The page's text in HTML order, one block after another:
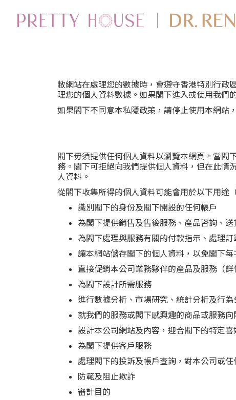
敝網站在處理您的數據時，會遵守香港特別行政
理您的個人資料數據。如果閣下進入或使用我們
如果閣下不同意本私隱政策，請停止使用本網站
閣下毋須提供任何個人資料以瀏覽本網頁。當閣
務。閣下可拒絕向我們提供個人資料，但在此情
人資料。
從閣下收集所得的個人資料可能會用於以下用途
識別閣下的身份及閣下開設的任何帳戶
為閣下提供銷售及售後服務、產品咨詢、
為閣下處理與服務有關的付款指示、處理
讓本網站儲存閣下的個人資料，以免閣下
直接促銷本公司業務夥伴的產品及服務（詳
為閣下設計所需服務
進行數據分析、市場研究、統計分析及行
就我們的服務或閣下感興趣的商品或服務向
設計本公司網站及內容，迎合閣下的特定喜
為閣下提供客戶服務
處理閣下的投訴及帳戶查詢，對本公司或
防範及阻止欺詐
審計目的